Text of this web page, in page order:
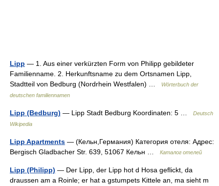
Lipp — 1. Aus einer verkürzten Form von Philipp gebildeter
Familienname. 2. Herkunftsname zu dem Ortsnamen Lipp,
Stadtteil von Bedburg (Nordrhein Westfalen) …
Wörterbuch der
deutschen familiennamen
Lipp (Bedburg) — Lipp Stadt Bedburg Koordinaten: 5 …
Deutsch
Wikipedia
Lipp Apartments — (Кельн,Германия) Категория отеля: Адрес:
Bergisch Gladbacher Str. 639, 51067 Кельн …
Каталог отелей
Lipp (Philipp) — Der Lipp, der Lipp hot d Hosa geflickt, da
draussen am a Roinle; er hat a gstumpets Kittele an, ma sieht m